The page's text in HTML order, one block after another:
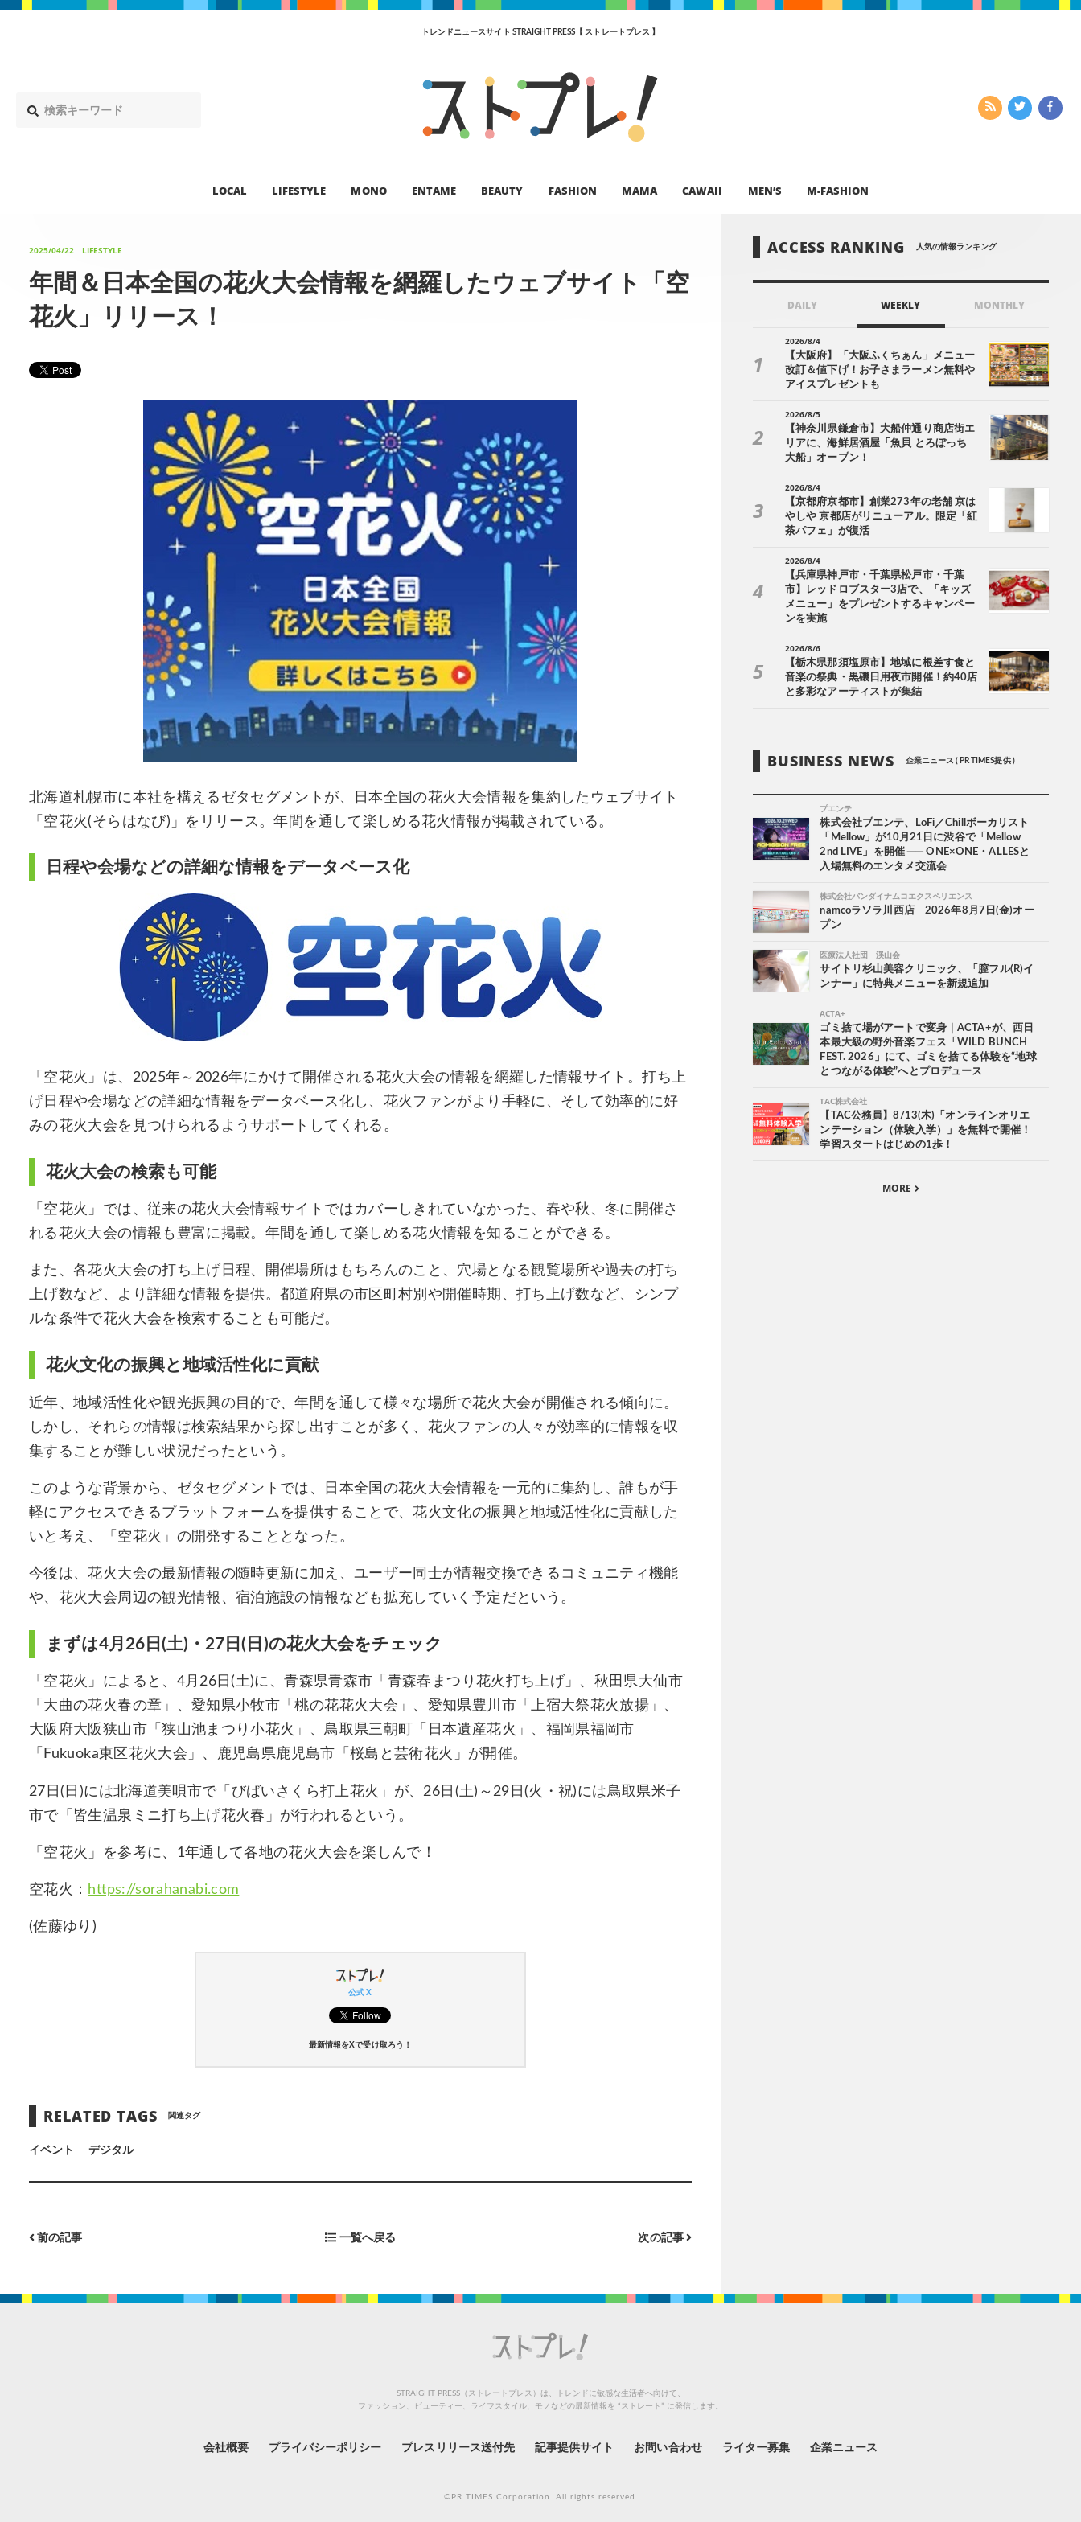
トレンドニュースサイト STRAIGHT PRESS【 ストレートプレス 】
LOCAL LIFESTYLE MONO ENTAME BEAUTY FASHION MAMA CAWAII MEN’S M-FASHION
2025/04/22 LIFESTYLE
年間＆日本全国の花火大会情報を網羅したウェブサイト「空
花火」リリース！
北海道札幌市に本社を構えるゼタセグメントが、日本全国の花火大会情報を集約したウェブサイト
「空花火(そらはなび)」をリリース。年間を通して楽しめる花火情報が掲載されている。
日程や会場などの詳細な情報をデータベース化
「空花火」は、2025年～2026年にかけて開催される花火大会の情報を網羅した情報サイト。打ち上
げ日程や会場などの詳細な情報をデータベース化し、花火ファンがより手軽に、そして効率的に好
みの花火大会を見つけられるようサポートしてくれる。
花火大会の検索も可能
「空花火」では、従来の花火大会情報サイトではカバーしきれていなかった、春や秋、冬に開催さ
れる花火大会の情報も豊富に掲載。年間を通して楽しめる花火情報を知ることができる。
また、各花火大会の打ち上げ日程、開催場所はもちろんのこと、穴場となる観覧場所や過去の打ち
上げ数など、より詳細な情報を提供。都道府県の市区町村別や開催時期、打ち上げ数など、シンプ
ルな条件で花火大会を検索することも可能だ。
花火文化の振興と地域活性化に貢献
近年、地域活性化や観光振興の目的で、年間を通して様々な場所で花火大会が開催される傾向に。
しかし、それらの情報は検索結果から探し出すことが多く、花火ファンの人々が効率的に情報を収
集することが難しい状況だったという。
このような背景から、ゼタセグメントでは、日本全国の花火大会情報を一元的に集約し、誰もが手
軽にアクセスできるプラットフォームを提供することで、花火文化の振興と地域活性化に貢献した
いと考え、「空花火」の開発することとなった。
今後は、花火大会の最新情報の随時更新に加え、ユーザー同士が情報交換できるコミュニティ機能
や、花火大会周辺の観光情報、宿泊施設の情報なども拡充していく予定だという。
まずは4月26日(土)・27日(日)の花火大会をチェック
「空花火」によると、4月26日(土)に、青森県青森市「青森春まつり花火打ち上げ」、秋田県大仙市
「大曲の花火春の章」、愛知県小牧市「桃の花花火大会」、愛知県豊川市「上宿大祭花火放揚」、
大阪府大阪狭山市「狭山池まつり小花火」、鳥取県三朝町「日本遺産花火」、福岡県福岡市
「Fukuoka東区花火大会」、鹿児島県鹿児島市「桜島と芸術花火」が開催。
27日(日)には北海道美唄市で「びばいさくら打上花火」が、26日(土)～29日(火・祝)には鳥取県米子
市で「皆生温泉ミニ打ち上げ花火春」が行われるという。
「空花火」を参考に、1年通して各地の花火大会を楽しんで！
空花火： https://sorahanabi.com
(佐藤ゆり)
公式 X
最新情報をXで受け取ろう！
RELATED TAGS 関連タグ
イベント デジタル
前の記事 一覧へ戻る 次の記事
ACCESS RANKING 人気の情報ランキング
DAILY WEEKLY MONTHLY
2026/8/4
【大阪府】「大阪ふくちぁん」メニュー
改訂＆値下げ！お子さまラーメン無料や
アイスプレゼントも
2026/8/5
【神奈川県鎌倉市】大船仲通り商店街エ
リアに、海鮮居酒屋「魚貝 とろぼっち
大船」オープン！
2026/8/4
【京都府京都市】創業273年の老舗 京は
やしや 京都店がリニューアル。限定「紅
茶パフェ」が復活
2026/8/4
【兵庫県神戸市・千葉県松戸市・千葉
市】レッドロブスター3店で、「キッズ
メニュー」をプレゼントするキャンペー
ンを実施
2026/8/6
【栃木県那須塩原市】地域に根差す食と
音楽の祭典・黒磯日用夜市開催！約40店
と多彩なアーティストが集結
BUSINESS NEWS 企業ニュース ( PR TIMES提供 )
プエンテ
株式会社プエンテ、LoFi／Chillボーカリスト
「Mellow」が10月21日に渋谷で「Mellow
2nd LIVE」を開催 ── ONE×ONE・ALLESと
入場無料のエンタメ交流会
株式会社バンダイナムコエクスペリエンス
namcoラソラ川西店 2026年8月7日(金)オー
プン
医療法人社団 渓山会
サイトリ杉山美容クリニック、「膣フル(R)イ
ンナー」に特典メニューを新規追加
ACTA+
ゴミ捨て場がアートで変身｜ACTA+が、西日
本最大級の野外音楽フェス「WILD BUNCH
FEST. 2026」にて、ゴミを捨てる体験を“地球
とつながる体験”へとプロデュース
TAC株式会社
【TAC公務員】8/13(木)「オンラインオリエ
ンテーション（体験入学）」を無料で開催！
学習スタートはじめの1歩！
MORE
STRAIGHT PRESS（ストレートプレス）は、トレンドに敏感な生活者へ向けて、
ファッション、ビューティー、ライフスタイル、モノなどの最新情報を “ストレート” に発信します。
会社概要 プライバシーポリシー プレスリリース送付先 記事提供サイト お問い合わせ ライター募集 企業ニュース
©PR TIMES Corporation. All rights reserved.